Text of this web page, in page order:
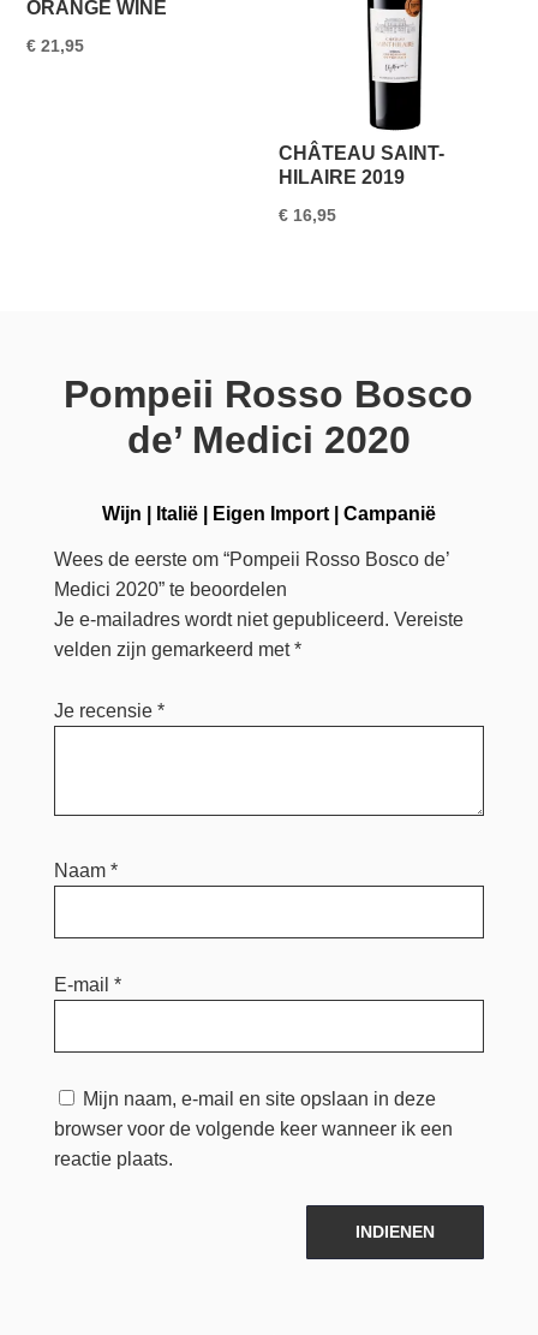
ORANGE WINE
€ 21,95
CHÂTEAU SAINT-
HILAIRE 2019
€ 16,95
Pompeii Rosso Bosco
de’ Medici 2020
Wijn Italië| Eigen Import| Campanië
Wees de eerste om “Pompeii Rosso Bosco de’
Medici 2020” te beoordelen
Je e-mailadres wordt niet gepubliceerd. Vereiste
velden zijn gemarkeerd met*
Je recensie *
Naam *
E-mail *
Mijn naam, e-mail en site opslaan in deze
browser voor de volgende keer wanneer ik een
reactie plaats.
INDIENEN